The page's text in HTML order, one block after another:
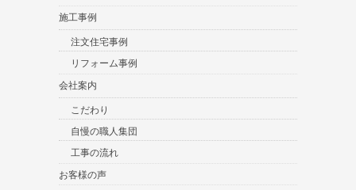
施工事例
注文住宅事例
リフォーム事例
会社案内
こだわり
自慢の職人集団
工事の流れ
お客様の声